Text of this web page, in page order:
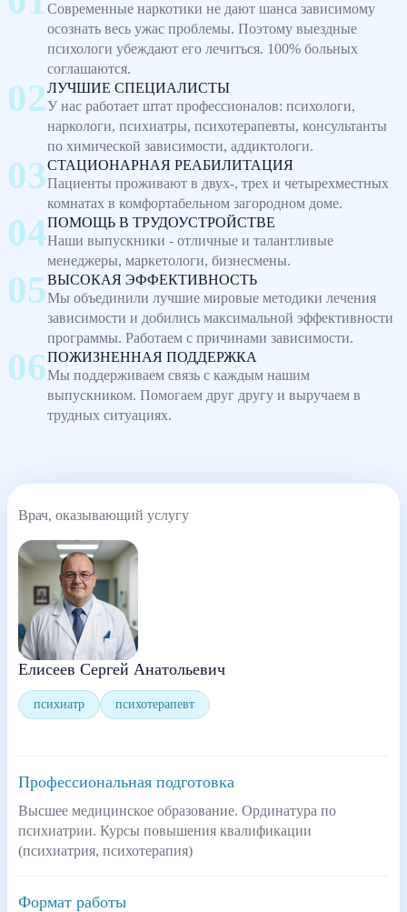
Современные наркотики не дают шанса зависимому
осознать весь ужас проблемы. Поэтому выездные
психологи убеждают его лечиться. 100% больных
соглашаются.
ЛУЧШИЕ СПЕЦИАЛИСТЫ
У нас работает штат профессионалов: психологи,
наркологи, психиатры, психотерапевты, консультанты
по химической зависимости, аддиктологи.
СТАЦИОНАРНАЯ РЕАБИЛИТАЦИЯ
Пациенты проживают в двух-, трех и четырехместных
комнатах в комфортабельном загородном доме.
ПОМОЩЬ В ТРУДОУСТРОЙСТВЕ
Наши выпускники - отличные и талантливые
менеджеры, маркетологи, бизнесмены.
ВЫСОКАЯ ЭФФЕКТИВНОСТЬ
Мы объединили лучшие мировые методики лечения
зависимости и добились максимальной эффективности
программы. Работаем с причинами зависимости.
ПОЖИЗНЕННАЯ ПОДДЕРЖКА
Мы поддерживаем связь с каждым нашим
выпускником. Помогаем друг другу и выручаем в
трудных ситуациях.
Врач, оказывающий услугу
Елисеев Сергей Анатольевич
психиатр психотерапевт
Профессиональная подготовка
Высшее медицинское образование. Ординатура по
психиатрии. Курсы повышения квалификации
(психиатрия, психотерапия)
Формат работы